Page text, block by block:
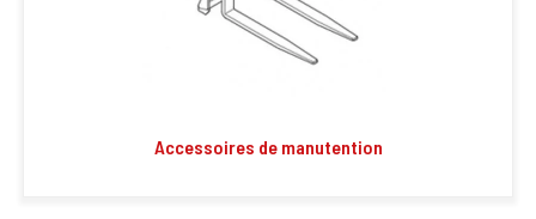
Accessoires de manutention